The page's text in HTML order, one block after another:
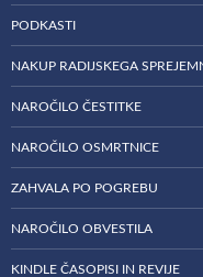
PODKASTI
NAKUP RADIJSKEGA
NAROČILO ČESTITKE
NAROČILO OSMRTNICE
ZAHVALA PO POGREBU
NAROČILO OBVESTILA
KINDLE ČASOPISI IN REVIJE